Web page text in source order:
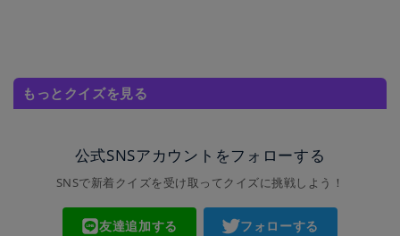
もっとクイズを見る
公式SNSアカウントをフォローする
SNSで新着クイズを受け取ってクイズに挑戦しよう！
友達追加する フォローする